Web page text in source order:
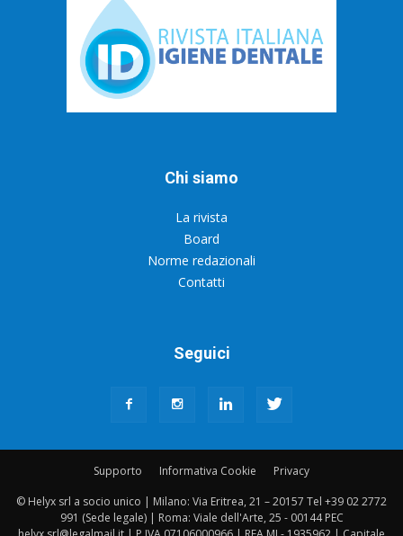
Chi siamo
La rivista
Board
Norme redazionali
Contatti
Seguici
Supporto Informativa Cookie
Privacy
© Helyx srl a socio unico | Milano: Via Eritrea, 21 – 20157 Tel +39 02 2772
991 (Sede legale) | Roma: Viale dell'Arte, 25 - 00144 PEC